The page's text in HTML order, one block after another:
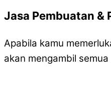
Jasa Pembuatan &
Apabila kamu
akan mengambil